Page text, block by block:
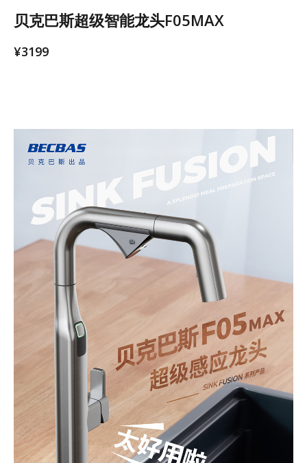
贝克巴斯超级智能龙头F05MAX
¥3199